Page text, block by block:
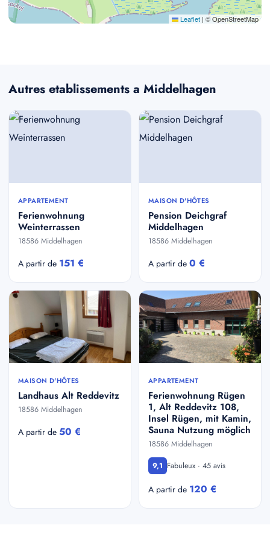
Leaflet | © OpenStreetMap
Autres etablissements a Middelhagen
APPARTEMENT
Ferienwohnung
Weinterrassen
18586 Middelhagen
A partir de 151 €
MAISON D'HÔTES
Pension Deichgraf
Middelhagen
18586 Middelhagen
A partir de 0 €
MAISON D'HÔTES
Landhaus Alt Reddevitz
18586 Middelhagen
A partir de 50 €
APPARTEMENT
Ferienwohnung Rügen
1, Alt Reddevitz 108,
Insel Rügen, mit Kamin,
Sauna Nutzung möglich
18586 Middelhagen
9,1 Fabuleux · 45 avis
A partir de 120 €